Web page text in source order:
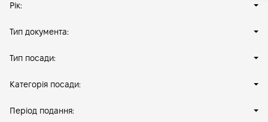
Рік:
Тип документа:
Тип посади:
Категорія посади:
Період подання: